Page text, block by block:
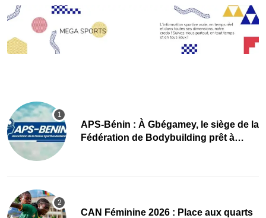
APS-Bénin : À Gbégamey, le siège de la
Fédération de Bodybuilding prêt à
CAN Féminine 2026 : Place aux quarts